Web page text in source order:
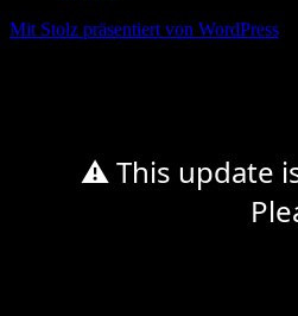
Mit Stolz präsentiert von WordPress
⚠ This update